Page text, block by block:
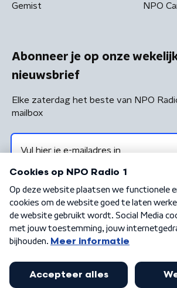
Gemist NPO
Abonneer je op onze
nieuwsbrief
Elke zaterdag het beste van NPO
mailbox
Algemene voorwaarden